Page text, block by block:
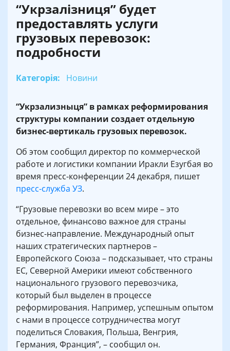
“Укрзалізниця” будет
предоставлять услуги
грузовых перевозок:
подробности
Категорія: Новини
“Укрзализныця” в рамках реформирования
структуры компании создает отдельную
бизнес-вертикаль грузовых перевозок.
Об этом сообщил директор по коммерческой
работе и логистики компании Иракли Езугбая во
время пресс-конференции 24 декабря, пишет
пресс-служба УЗ.
“Грузовые перевозки во всем мире – это
отдельное, финансово важное для страны
бизнес-направление. Международный опыт
наших стратегических партнеров –
Европейского Союза – подсказывает, что страны
ЕС, Северной Америки имеют собственного
национального грузового перевозчика,
который был выделен в процессе
реформирования. Например, успешным опытом
с нами в процессе сотрудничества могут
поделиться Словакия, Польша, Венгрия,
Германия, Франция”, – сообщил он.